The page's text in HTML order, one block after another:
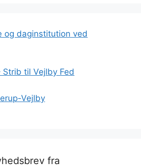
og daginstitution ved
til Vejlby Fed
Vejlby
fra